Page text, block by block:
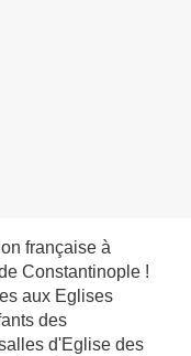
française à
Constantinople !
aux Eglises
des
d'Eglise des